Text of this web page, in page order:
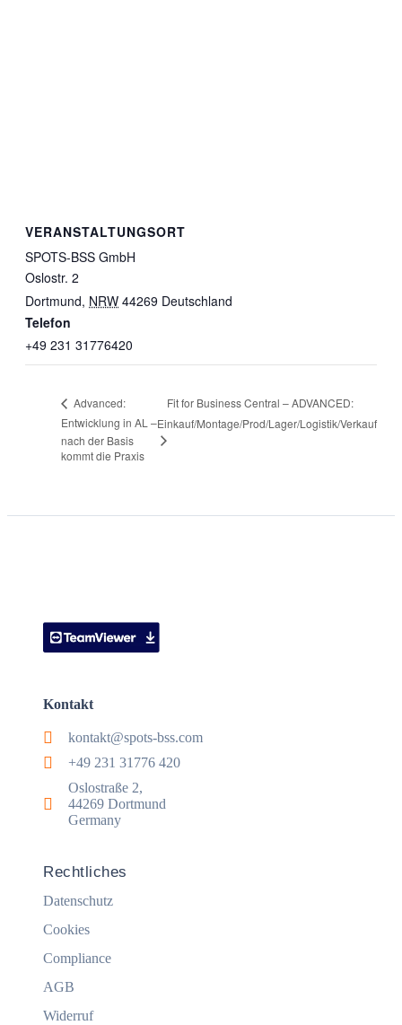
VERANSTALTUNGSORT
SPOTS-BSS GmbH
Oslostr. 2
Dortmund, NRW 44269 Deutschland
Telefon
+49 231 31776420
Advanced:
Entwicklung in AL –
nach der Basis
kommt die Praxis
Fit for Business Central – ADVANCED:
Einkauf/Montage/Prod/Lager/Logistik/Verkauf
Kontakt
kontakt@spots-bss.com
+49 231 31776 420
Oslostraße 2,
44269 Dortmund
Germany
Rechtliches
Datenschutz
Cookies
Compliance
AGB
Widerruf